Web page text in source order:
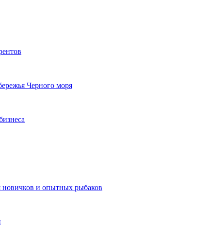
Черного моря
новичков и опытных рыбаков